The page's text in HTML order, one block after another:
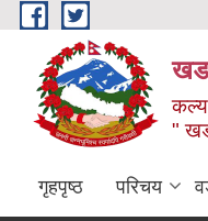
Skip to main content
"
गृहपृष्ठ परिचय